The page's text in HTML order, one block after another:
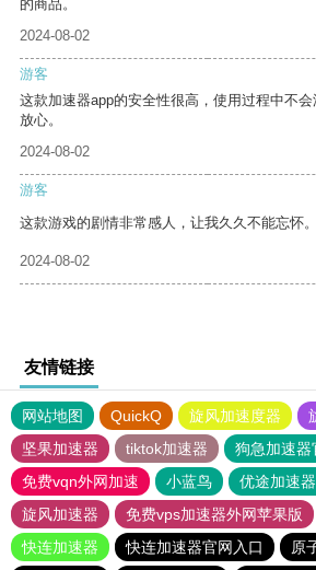
的商品。
2024-08-02
游客
这款加速器app的安全性很高，使用过程中不
放心。
2024-08-02
游客
这款游戏的剧情非常感人，让我久久不能忘怀。
2024-08-02
友情链接
网站地图 QuickQ 旋风加速度器
坚果加速器
tiktok加速器
狗急加速器
免费vqn外网加速
小蓝鸟 优途加速
旋风加速器
免费vps加速器外网苹果版
快连加速器
快连加速器官网入口
原